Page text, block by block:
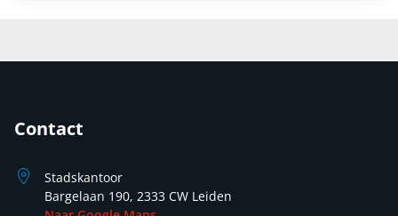
Contact
Stadskantoor
Bargelaan 190, 2333 CW Leiden